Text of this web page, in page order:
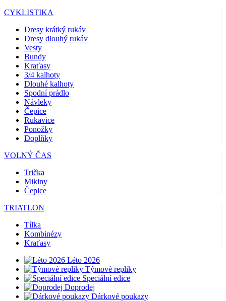
CYKLISTIKA
Dresy krátký rukáv
Dresy dlouhý rukáv
Vesty
Bundy
Kraťasy
3/4 kalhoty
Dlouhé kalhoty
Spodní prádlo
Návleky
Čepice
Rukavice
Ponožky
Doplňky
VOLNÝ ČAS
Trička
Mikiny
Čepice
TRIATLON
Tílka
Kombinézy
Kraťasy
Léto 2026
Týmové repliky
Speciální edice
Doprodej
Dárkové poukazy